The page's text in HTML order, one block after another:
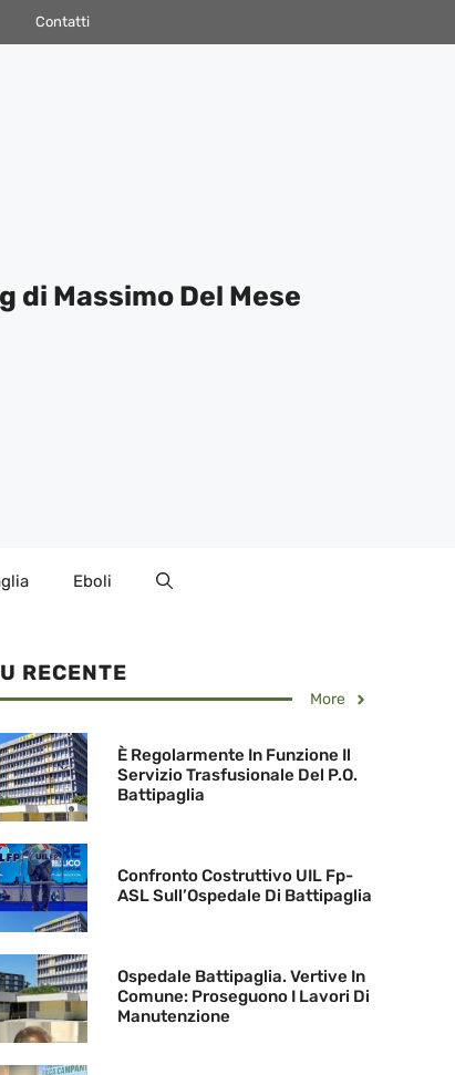
Contatti
di Massimo Del Mese
Eboli
RECENTE
More
È Regolarmente In Funzione Il
Servizio Trasfusionale Del P.O.
Battipaglia
Confronto Costruttivo UIL Fp-
ASL Sull’Ospedale Di Battipaglia
Ospedale Battipaglia. Vertive In
Comune: Proseguono I Lavori Di
Manutenzione